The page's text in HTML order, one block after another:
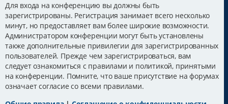
Для входа на конференцию вы должны быть
зарегистрированы. Регистрация занимает всего несколько
минут, но предоставляет вам более широкие возможности.
Администратором конференции могут быть установлены
также дополнительные привилегии для зарегистрированных
пользователей. Прежде чем зарегистрироваться, вам
следует ознакомиться с правилами и политикой, принятыми
на конференции. Помните, что ваше присутствие на форумах
означает согласие со всеми правилами.